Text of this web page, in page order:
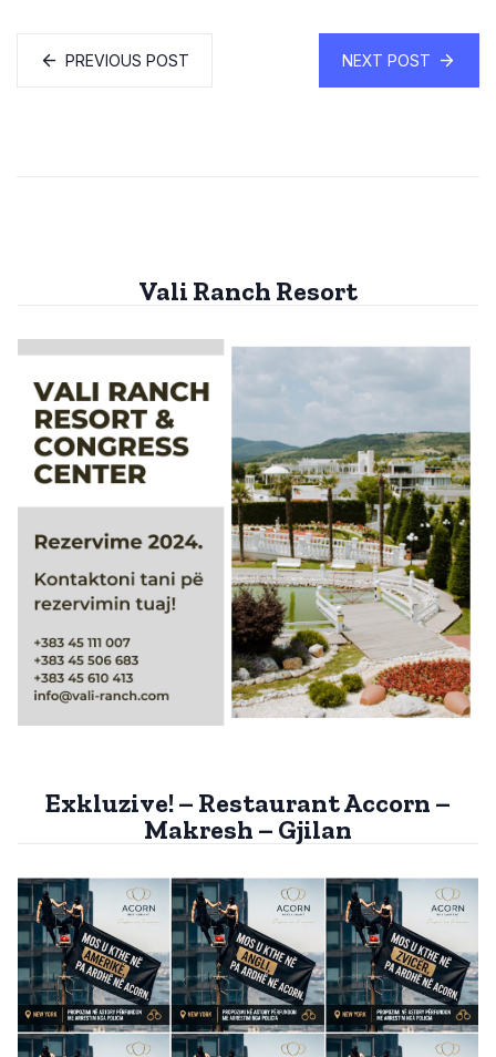
PREVIOUS POST NEXT POST
Vali Ranch Resort
Exkluzive! – Restaurant Accorn –
Makresh – Gjilan